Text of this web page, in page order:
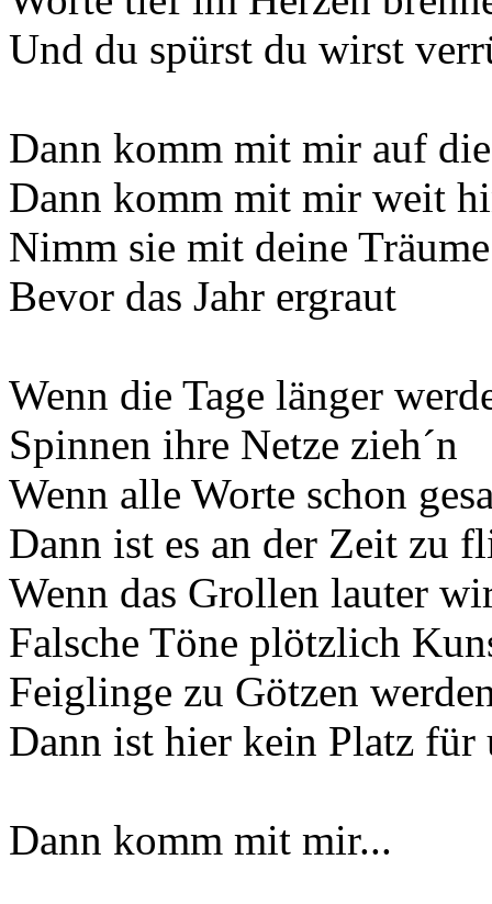
Und du spürst du wirst
Dann komm mit mir auf
Dann komm mit mir weit
Nimm sie mit deine Träume
Bevor das Jahr ergraut
Wenn die Tage länger
Spinnen ihre Netze zieh´n
Wenn alle Worte schon
Dann ist es an der Zeit zu
Wenn das Grollen lauter
Falsche Töne plötzlich
Feiglinge zu Götzen
Dann ist hier kein Platz für
Dann komm mit mir...